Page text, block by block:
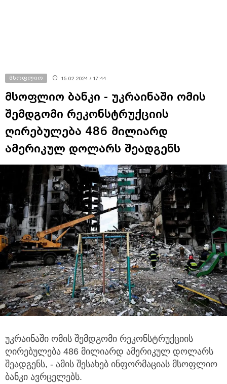
მსოფლიო 15.02.2024 / 17:44
მსოფლიო ბანკი - უკრაინაში ომის
შემდგომი რეკონსტრუქციის
ღირებულება 486 მილიარდ
ამერიკულ დოლარს შეადგენს
უკრაინაში ომის შემდგომი რეკონსტრუქციის
ღირებულება 486 მილიარდ ამერიკულ დოლარს
შეადგენს, - ამის შესახებ ინფორმაციას მსოფლიო
ბანკი ავრცელებს.